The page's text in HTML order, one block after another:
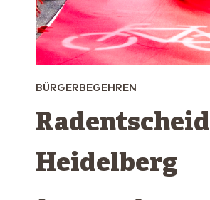
BÜRGERBEGEHREN
Radentscheid
Heidelberg